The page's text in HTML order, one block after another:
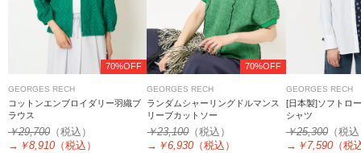
70%OFF
GEORGES RECH
コットンエンブロイダリー羽織ブ
ラウス
￥29,700 （税込）
→ ￥8,910 （税込）
70%OFF
GEORGES RECH
ランダムシャーリングドルマンス
リーブカットソー
￥23,100（税込）
→ ￥6,930 （税込）
GEORGES RECH
[日本製]ソフトロ
シャツ
￥25,300（税
→ ￥7,590（税